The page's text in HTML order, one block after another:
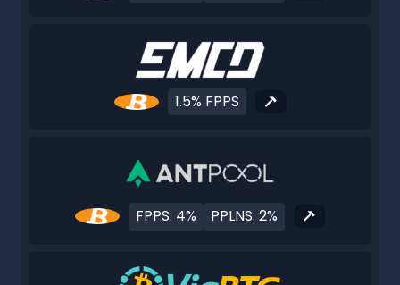
1.5% FPPS
FPPS: 4% PPLNS: 2%